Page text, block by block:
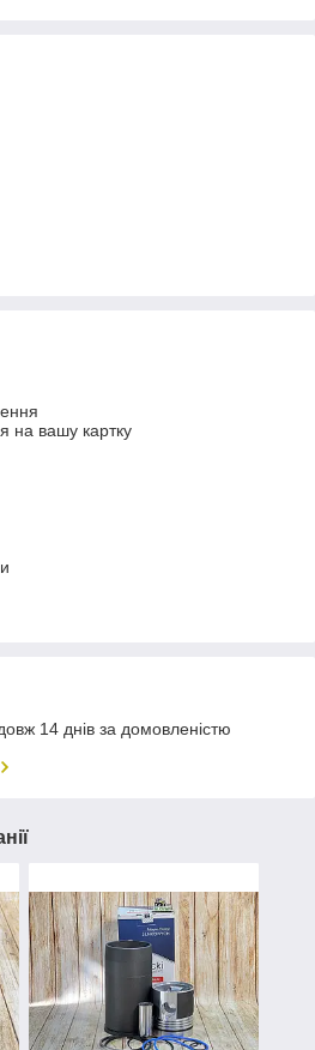
на вашу картку
14 днів за домовленістю